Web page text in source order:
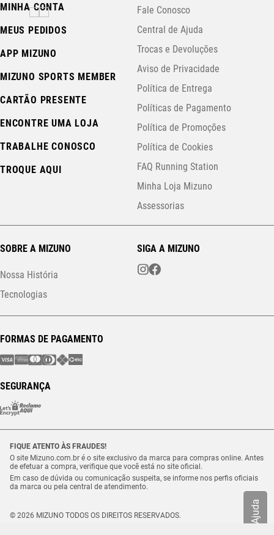
Ajuda
MINHA CONTA
MEUS PEDIDOS
APP MIZUNO
MIZUNO SPORTS MEMBER
CARTÃO PRESENTE
ENCONTRE UMA LOJA
TRABALHE CONOSCO
TROQUE AQUI
Fale Conosco
Central de Ajuda
Trocas e Devoluções
Aviso de Privacidade
Política de Entrega
Políticas de Pagamento
Política de Promoções
Política de Cookies
FAQ Running Station
Minha Loja Mizuno
Assessorias
SOBRE A MIZUNO
Nossa História
Tecnologias
SIGA A MIZUNO
FORMAS DE PAGAMENTO
SEGURANÇA
FIQUE ATENTO ÀS FRAUDES!
O site Mizuno.com.br é o site exclusivo da marca para compras online. Antes
de efetuar a compra, verifique que você está no site oficial.
Em caso de dúvida ou comunicação suspeita, se informe nos perfis oficiais
da marca ou pela central de atendimento.
© 2026 MIZUNO TODOS OS DIREITOS RESERVADOS.